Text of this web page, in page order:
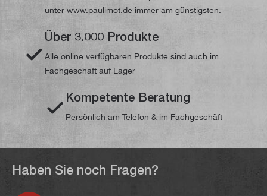
unter www.paulimot.de immer am günstigsten.
Über 3.000 Produkte
Alle online verfügbaren Produkte sind auch im
Fachgeschäft auf Lager
Kompetente Beratung
Persönlich am Telefon & im Fachgeschäft
Haben Sie noch Fragen?